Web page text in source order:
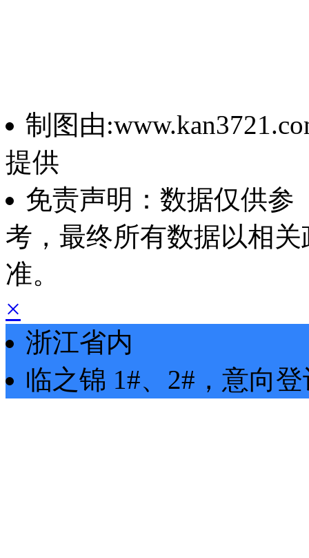
制图由
提供
免责声明：数据仅供参
考，最终所有数据以相
准。
×
浙江省内
临之锦 1#、2# ， 意向登